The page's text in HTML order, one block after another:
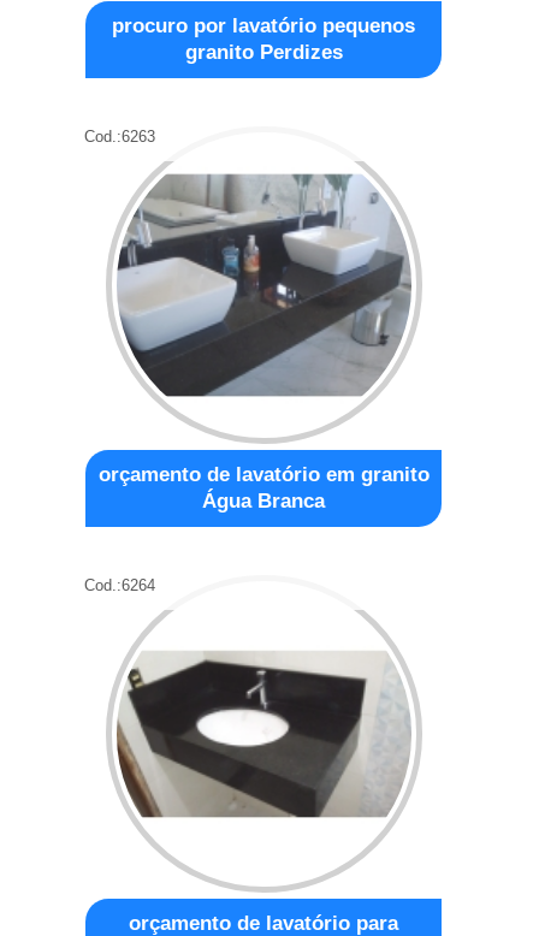
procuro por lavatório pequenos
granito Perdizes
Cod.:6263
orçamento de lavatório em granito
Água Branca
Cod.:6264
orçamento de lavatório para